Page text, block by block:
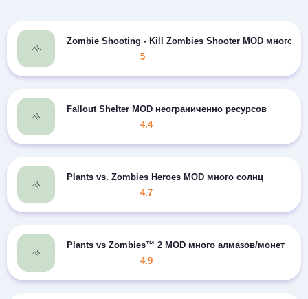
Zombie Shooting - Kill Zombies Shooter MOD много
5
Fallout Shelter MOD неограниченно ресурсов
4.4
Plants vs. Zombies Heroes MOD много солнц
4.7
Plants vs Zombies™ 2 MOD много алмазов/монет
4.9